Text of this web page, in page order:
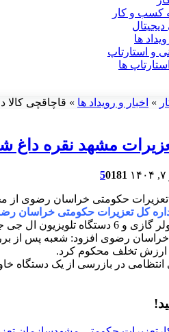
کسب و کار
دیجیتال
ها
و استارتاپ
ها
» اخبار و رویداد ها » قاچاقچی کالا
مشهد نقره داغ
50181
حکومتی خراسان رضوی از محکومیت قاچاقچی لوازم
کل تعزیرات حکومتی خراسان
میلیون ریال رسیدگی کرد.
در بازرسی از یک دستگاه